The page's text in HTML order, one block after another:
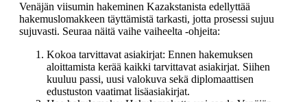
Venäjän viisumin hakeminen Kazakstanista edellyttää
hakemuslomakkeen täyttämistä tarkasti, jotta prosessi sujuu
sujuvasti. Seuraa näitä vaihe vaiheelta -ohjeita:
Kokoa tarvittavat asiakirjat: Ennen hakemuksen
aloittamista kerää kaikki tarvittavat asiakirjat. Siihen
kuuluu passi, uusi valokuva sekä diplomaattisen
edustuston vaatimat lisäasiakirjat.